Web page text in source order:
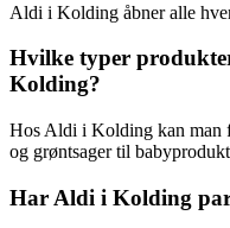
Aldi i Kolding åbner alle
Hvilke typer
Kolding?
Hos Aldi i Kolding kan man
og grøntsager til
Har Aldi i Kolding